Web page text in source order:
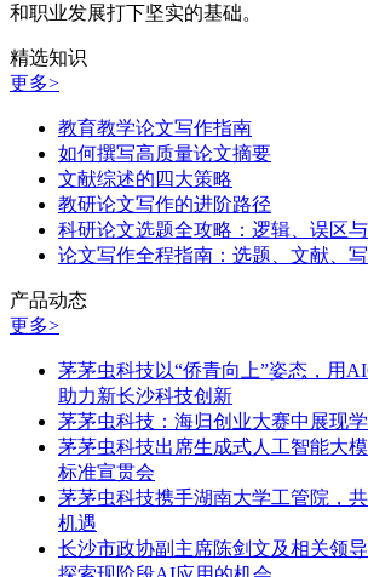
和职业发展打下坚实的基础。
精选知识
更多>
教育教学论文写作指南
如何撰写高质量论文摘要
文献综述的四大策略
教研论文写作的进阶路径
科研论文选题全攻略：逻辑、误区
论文写作全程指南：选题、文献、
产品动态
更多>
茅茅虫科技以“侨青向上”姿态，用
助力新长沙科技创新
茅茅虫科技：海归创业大赛中展现
茅茅虫科技出席生成式人工智能大
标准宣贯会
茅茅虫科技携手湖南大学工管院，
机遇
长沙市政协副主席陈剑文及相关领